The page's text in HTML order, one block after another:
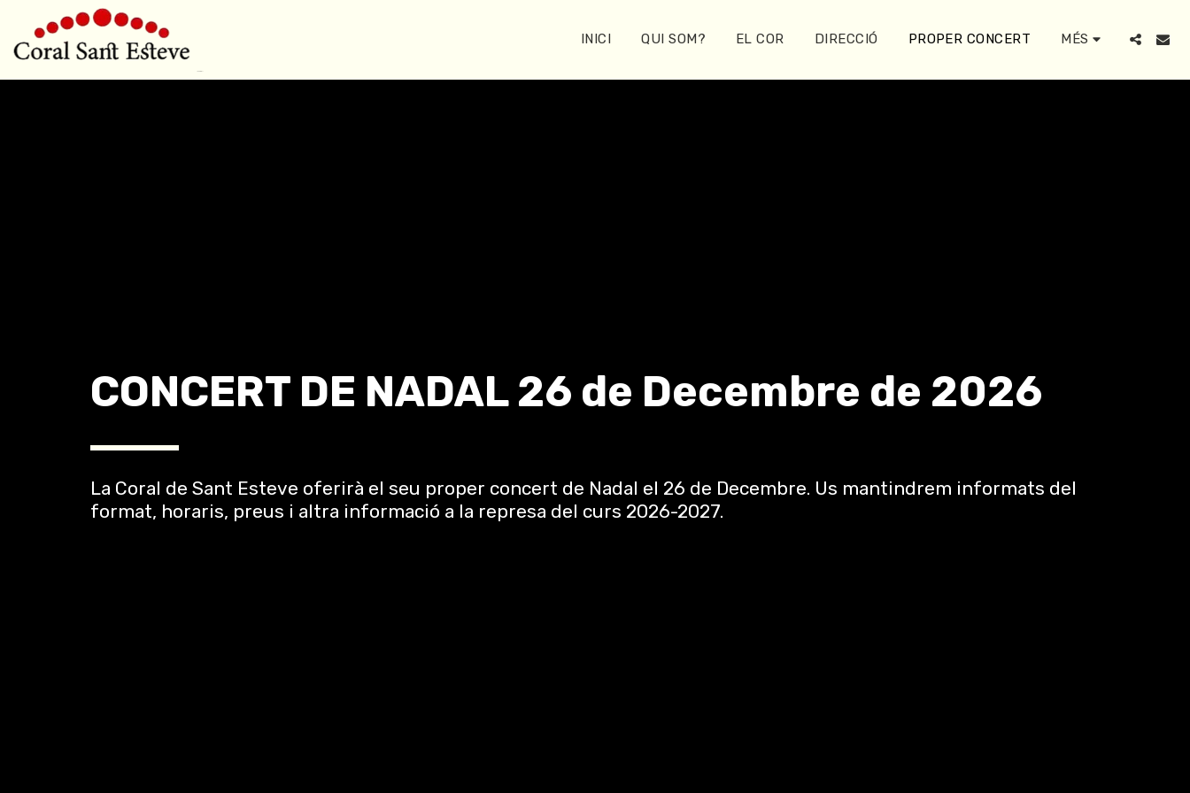
INICI QUI SOM? EL COR DIRECCIÓ PROPER CONCERT MÉS
CONCERT DE NADAL 26 de Decembre de 2026
La Coral de Sant Esteve oferirà el seu proper concert de Nadal el 26 de Decembre. Us mantindrem informats del
format, horaris, preus i altra informació a la represa del curs 2026-2027.